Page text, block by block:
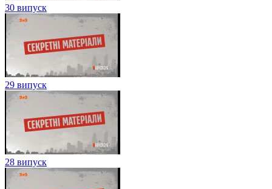
30 випуск
29 випуск
28 випуск